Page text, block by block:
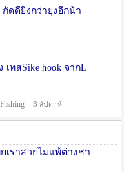
ดดียิ่งกว่ายุงอีกน้า
ทสSike hook จากL
- 3 สัปดาห์
เราสวยไม่แพ้ต่างชา